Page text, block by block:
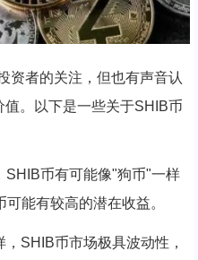
资者的关注，但也有声音认
。以下是一些关于SHIB币
SHIB币有可能像"狗币"一样
能有较高的潜在收益。
SHIB币市场极具波动性，